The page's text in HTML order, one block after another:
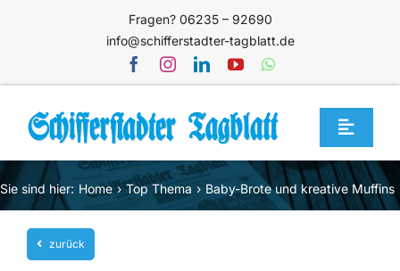
Fragen? 06235 – 92690
info@schifferstadter-tagblatt.de
Toggle
Home
Themen
Blog
Sie sind hier: Home Top Thema Baby-Brote und kreative Muffins
zurück